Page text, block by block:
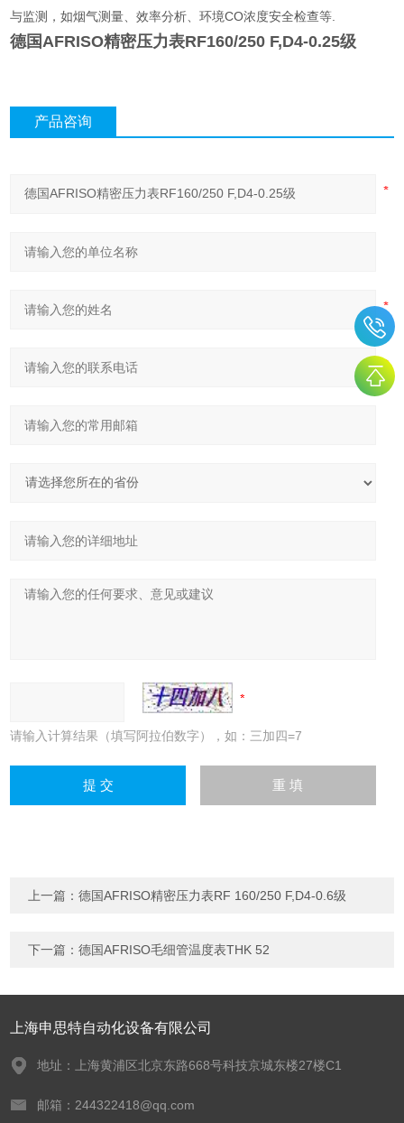
与监测，如烟气测量、效率分析、环境CO浓度安全检查等.
德国AFRISO精密压力表RF160/250 F,D4-0.25级
产品咨询
请输入计算结果（填写阿拉伯数字），如：三加四=7
上一篇：德国AFRISO精密压力表RF 160/250 F,D4-0.6级
下一篇：德国AFRISO毛细管温度表THK 52
上海申思特自动化设备有限公司
地址：上海黄浦区北京东路668号科技京城东楼27楼C1
邮箱：244322418@qq.com